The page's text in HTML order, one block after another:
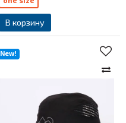
В корзину
New!